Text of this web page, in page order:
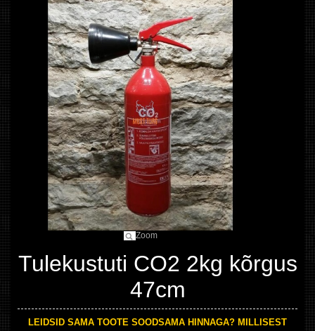
Zoom
Tulekustuti CO2 2kg kõrgus
47cm
LEIDSID SAMA TOOTE SOODSAMA HINNAGA? MILLISEST